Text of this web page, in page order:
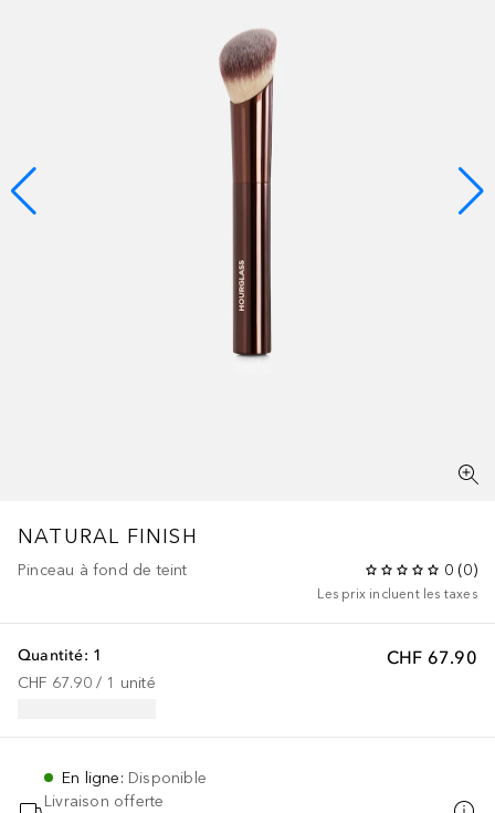
NATURAL FINISH
Pinceau à fond de teint 0 (0)
Les prix incluent les taxes
CHF 67.90
Quantité: 1
CHF 67.90 / 1 unité
En ligne: Disponible
Livraison offerte